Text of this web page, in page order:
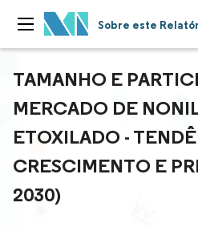
Sobre este
TAMANHO E
MERCADO DE
ETOXILADO -
CRESCIMENTO E
2030)